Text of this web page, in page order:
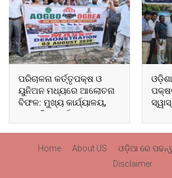
ପରିଚାଳନା କର୍ତ୍ତୃପକ୍ଷ ଓ
ୟୁନିଅନ ମଧ୍ୟରେ ଆଲୋଚନା
ବିଫଳ: ମୁଖ୍ୟ କାର୍ଯ୍ୟାଳୟ,
ଆଞ୍ଚଳିକ କାର୍ଯ୍ୟାଳୟ ଓ
ସମସ୍ତ ବ୍ଲକ ମୁଖ୍ୟାଳୟରେ
Home About US ଓଡ଼ିଆ ରେ
Disclaimer